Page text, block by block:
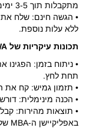
מתקבלות תוך 3-5 ימים.
ללא עלות נוספת.
תכונות עיקריות של BWA
• ניתוח בזמן: הפגינו
תחת לחץ.
• תזמון גמיש: קח את
• הכנה מינימלית: דורש
• תוצאות מהירות:
באפליקיישן ה-MBA שלך.